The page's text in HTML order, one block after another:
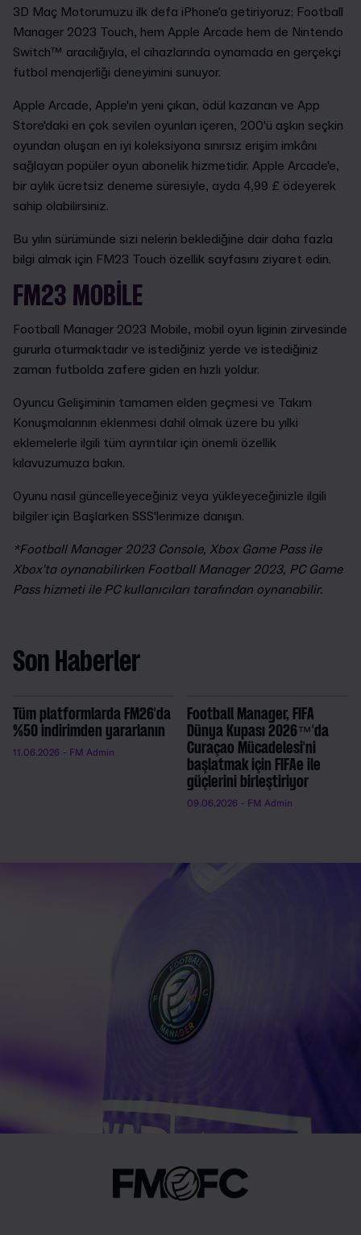
3D Maç Motorumuzu ilk defa iPhone'a getiriyoruz; Football
Manager 2023 Touch, hem Apple Arcade hem de Nintendo
Switch™ aracılığıyla, el cihazlarında oynamada en gerçekçi
futbol menajerliği deneyimini sunuyor.
Apple Arcade, Apple'ın yeni çıkan, ödül kazanan ve App
Store'daki en çok sevilen oyunları içeren, 200'ü aşkın seçkin
oyundan oluşan en iyi koleksiyona sınırsız erişim imkânı
sağlayan popüler oyun abonelik hizmetidir. Apple Arcade'e,
bir aylık ücretsiz deneme süresiyle, ayda 4,99 £ ödeyerek
sahip olabilirsiniz.
Bu yılın sürümünde sizi nelerin beklediğine dair daha fazla
bilgi almak için FM23 Touch özellik sayfasını ziyaret edin.
FM23 MOBILE
Football Manager 2023 Mobile, mobil oyun liginin zirvesinde
gururla oturmaktadır ve istediğiniz yerde ve istediğiniz
zaman futbolda zafere giden en hızlı yoldur.
Oyuncu Gelişiminin tamamen elden geçmesi ve Takım
Konuşmalarının eklenmesi dahil olmak üzere bu yılki
eklemelerle ilgili tüm ayrıntılar için önemli özellik
kılavuzumuza bakın.
Oyunu nasıl güncelleyeceğiniz veya yükleyeceğinizle ilgili
bilgiler için Başlarken SSS'lerimize danışın.
*Football Manager 2023 Console, Xbox Game Pass ile
Xbox'ta oynanabilirken Football Manager 2023, PC Game
Pass hizmeti ile PC kullanıcıları tarafından oynanabilir.
Son Haberler
Tüm platformlarda FM26'da
%50 indirimden yararlanın
11.06.2026 - FM Admin
Football Manager, FIFA
Dünya Kupası 2026™'da
Curaçao Mücadelesi'ni
başlatmak için FIFAe ile
güçlerini birleştiriyor
09.06.2026 - FM Admin